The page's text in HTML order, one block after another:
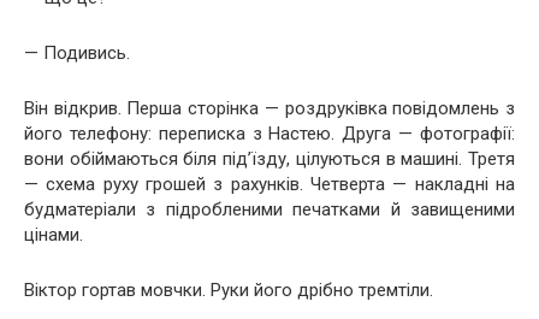
— Подивись.
Він відкрив. Перша сторінка — роздруківка повідомлень з
його телефону: переписка з Настею. Друга — фотографії:
вони обіймаються біля під’їзду, цілуються в машині. Третя
— схема руху грошей з рахунків. Четверта — накладні на
будматеріали з підробленими печатками й завищеними
цінами.
Віктор гортав мовчки. Руки його дрібно тремтіли.